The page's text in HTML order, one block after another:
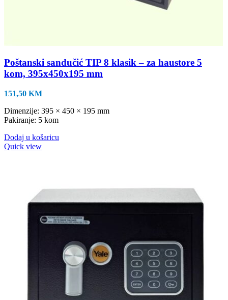
Poštanski sandučić TIP 8 klasik – za haustore 5
kom, 395x450x195 mm
151,50 KM
Dimenzije: 395 × 450 × 195 mm
Pakiranje: 5 kom
Dodaj u košaricu
Quick view